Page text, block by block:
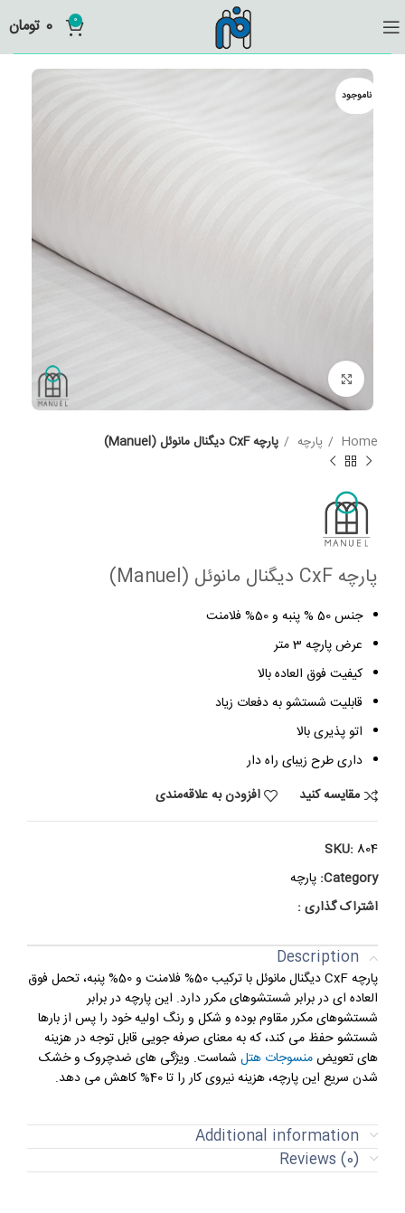
0
0 تومان
ناموجود
برای بزرگنمایی کلیک کنید
Home پارچه پارچه CxF دیگنال مانوئل (Manuel)
پارچه CxF دیگنال مانوئل (Manuel)
جنس 50 % پنبه و 50% فلامنت
عرض پارچه 3 متر
کیفیت فوق العاده بالا
قابلیت شستشو به دفعات زیاد
اتو پذیری بالا
داری طرح زیبای راه دار
مقایسه کنید
افزودن به علاقه‌مندی
SKU: 804
Category: پارچه
اشتراک گذاری :
Description
پارچه CxF دیگنال مانوئل با ترکیب 50% فلامنت و 50% پنبه، تحمل فوق
العاده ای در برابر شستشوهای مکرر دارد. این پارچه در برابر
شستشوهای مکرر مقاوم بوده و شکل و رنگ اولیه خود را پس از بارها
شستشو حفظ می کند، که به معنای صرفه جویی قابل توجه در هزینه
های تعویضمنسوجات هتل شماست. ویژگی های ضدچروک و خشک
شدن سریع این پارچه، هزینه نیروی کار را تا 40% کاهش می دهد.
Additional information
Reviews (0)